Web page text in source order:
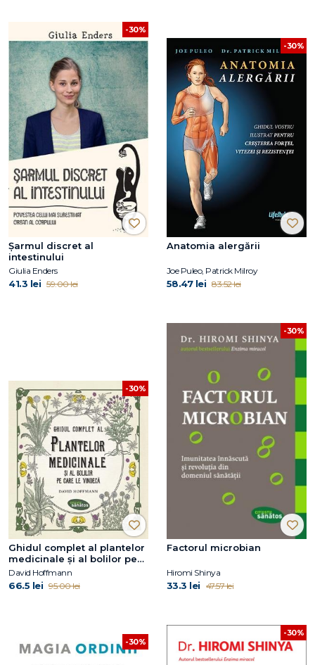
-30%
Șarmul discret al
intestinului
Giulia Enders
41.3 lei 59.00 lei
-30%
Anatomia alergării
Joe Puleo, Patrick Milroy
58.47 lei 83.52 lei
-30%
Ghidul complet al plantelor
medicinale și al bolilor pe
care le vindecă
David Hoffmann
66.5 lei 95.00 lei
-30%
Factorul microbian
Hiromi Shinya
33.3 lei 47.57 lei
-30%
-30%